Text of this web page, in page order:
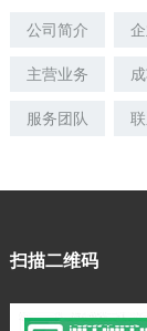
公司简介
主营业务
服务团队
扫描二维码